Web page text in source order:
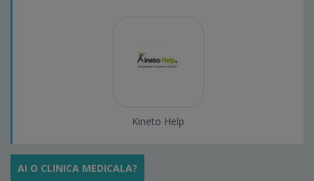
Kineto Help
AI O CLINICA MEDICALA?